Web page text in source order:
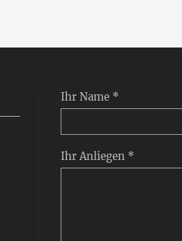
Ihr Name *
Ihr Anliegen *